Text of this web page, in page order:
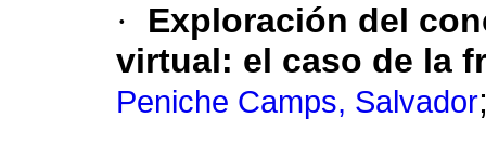
·
Exploración del
virtual: el caso de la
Peniche Camps, Salvador